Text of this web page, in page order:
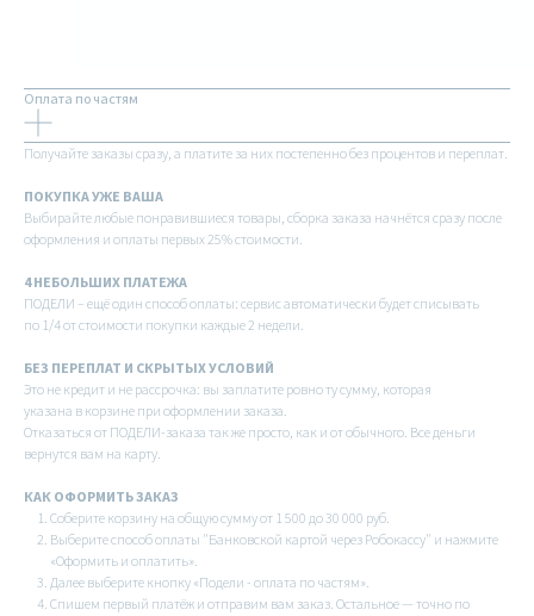
Оплата по частям
Получайте заказы сразу, а платите за них постепенно без процентов и переплат.
ПОКУПКА УЖЕ ВАША
Выбирайте любые понравившиеся товары, сборка заказа начнётся сразу после
оформления и оплаты первых 25% стоимости.
4 НЕБОЛЬШИХ ПЛАТЕЖА
ПОДЕЛИ – ещё один способ оплаты: сервис автоматически будет списывать
по 1/4 от стоимости покупки каждые 2 недели.
БЕЗ ПЕРЕПЛАТ И СКРЫТЫХ УСЛОВИЙ
Это не кредит и не рассрочка: вы заплатите ровно ту сумму, которая
указана в корзине при оформлении заказа.
Отказаться от ПОДЕЛИ-заказа так же просто, как и от обычного. Все деньги
вернутся вам на карту.
КАК ОФОРМИТЬ ЗАКАЗ
Соберите корзину на общую сумму от 1 500 до 30 000 руб.
Выберите способ оплаты "Банковской картой через Робокассу" и нажмите
«Оформить и оплатить».
Далее выберите кнопку «Подели - оплата по частям».
Спишем первый платёж и отправим вам заказ. Остальное — точно по